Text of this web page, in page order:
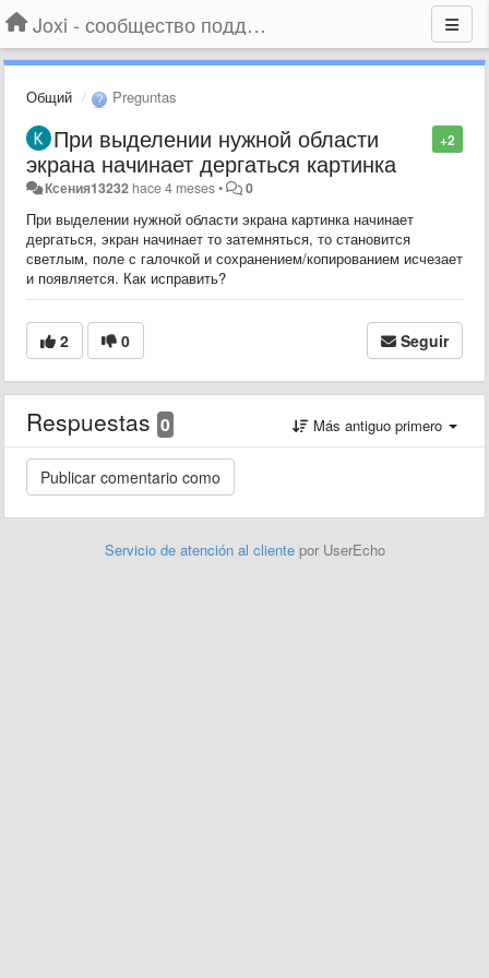
Joxi - сообщество поддержки
Общий Preguntas
+2
При выделении нужной области
экрана начинает дергаться картинка
Ксения13232 hace 4 meses• 0
При выделении нужной области экрана картинка начинает
дергаться, экран начинает то затемняться, то становится
светлым, поле с галочкой и сохранением/копированием исчезает
и появляется. Как исправить?
2 0 Seguir
Respuestas 0 Más antiguo primero
Servicio de atención al cliente por UserEcho